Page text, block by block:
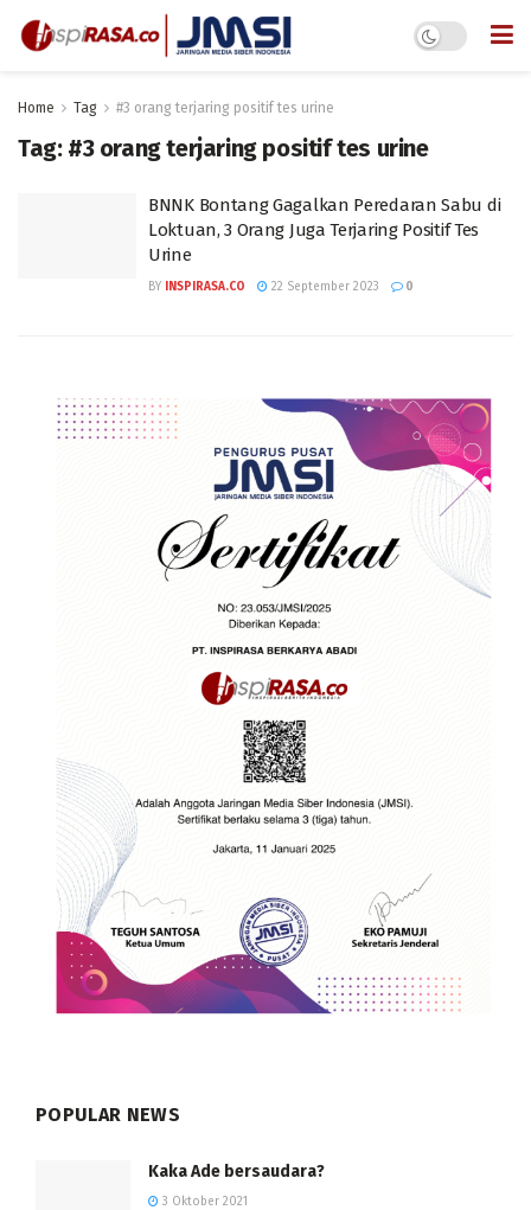
Home Tag #3 orang terjaring positif tes urine
Tag: #3 orang terjaring positif tes urine
BNNK Bontang Gagalkan Peredaran Sabu di
Loktuan, 3 Orang Juga Terjaring Positif Tes
Urine
BY INSPIRASA.CO 22 September 2023 0
POPULAR NEWS
Kaka Ade bersaudara?
3 Oktober 2021